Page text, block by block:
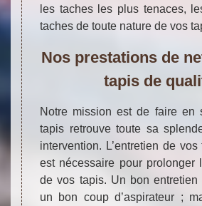
les taches les plus tenaces,
taches de toute nature de vos
Nos prestations de
tapis de
Notre mission est de faire en
tapis retrouve toute sa
intervention. L’entretien de
est nécessaire pour prolonger
de vos tapis. Un bon entretien
un bon coup d’aspirateur ;